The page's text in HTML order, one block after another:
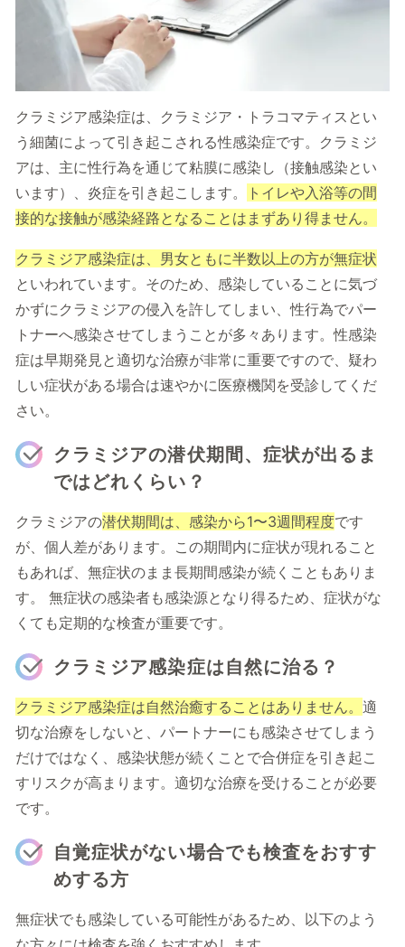
クラミジア感染症は、クラミジア・トラコマティスとい
う細菌によって引き起こされる性感染症です。クラミジ
アは、主に性行為を通じて粘膜に感染し（接触感染とい
います）、炎症を引き起こします。
トイレや入浴等の間
接的な接触が感染経路となることはまずあり得ません。
クラミジア感染症は、男女ともに半数以上の方が無症状
といわれています。そのため、感染していることに気づ
かずにクラミジアの侵入を許してしまい、性行為でパー
トナーへ感染させてしまうことが多々あります。性感染
症は早期発見と適切な治療が非常に重要ですので、疑わ
しい症状がある場合は速やかに医療機関を受診してくだ
さい。
クラミジアの潜伏期間、症状が出るま
ではどれくらい？
クラミジアの潜伏期間は、感染から1〜3週間程度です
が、個人差があります。この期間内に症状が現れること
もあれば、無症状のまま長期間感染が続くこともありま
す。 無症状の感染者も感染源となり得るため、症状がな
くても定期的な検査が重要です。
クラミジア感染症は自然に治る？
クラミジア感染症は自然治癒することはありません。 適
切な治療をしないと、パートナーにも感染させてしまう
だけではなく、感染状態が続くことで合併症を引き起こ
すリスクが高まります。適切な治療を受けることが必要
です。
自覚症状がない場合でも検査をおすす
めする方
無症状でも感染している可能性があるため、以下のよう